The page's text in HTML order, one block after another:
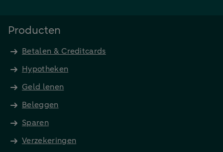
Producten
Betalen & Creditcards
Hypotheken
Geld lenen
Beleggen
Sparen
Verzekeringen